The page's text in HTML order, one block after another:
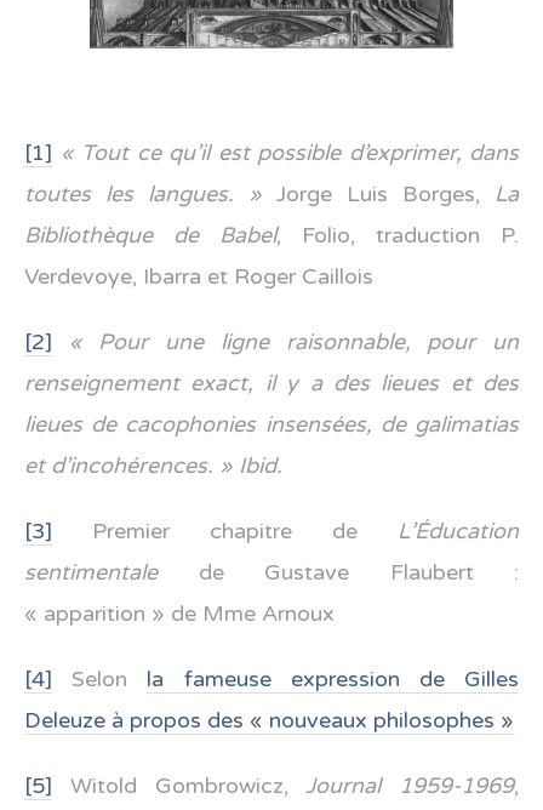
[1] « Tout ce qu’il est possible d’exprimer, dans
toutes les langues. » Jorge Luis Borges, La
Bibliothèque de Babel, Folio, traduction P.
Verdevoye, Ibarra et Roger Caillois
[2]
« Pour une ligne raisonnable, pour un
renseignement exact, il y a des lieues et des
lieues de cacophonies insensées, de galimatias
et d’incohérences. » Ibid.
[3] Premier chapitre de L’Éducation
sentimentalede Gustave Flaubert :
« apparition » de Mme Arnoux
[4] Selon
la fameuse expression de Gilles
Deleuze à propos des « nouveaux philosophes »
[5] Witold Gombrowicz,Journal 1959-1969,